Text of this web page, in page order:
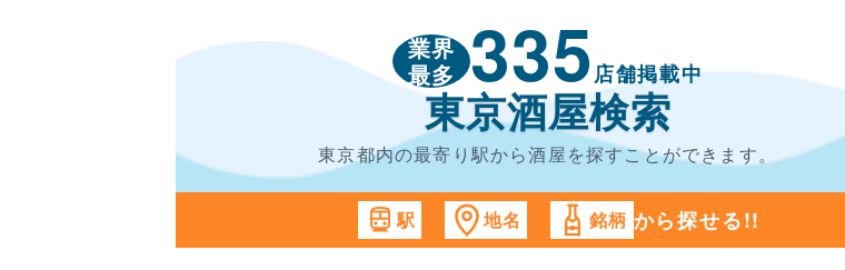
業界
最多 335店舗掲載中
東京酒屋検索
東京都内の最寄り駅から酒屋を探すことができます。
駅 地名 銘柄 から探せる!!